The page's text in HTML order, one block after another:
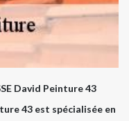
David Peinture 43
43 est spécialisée en